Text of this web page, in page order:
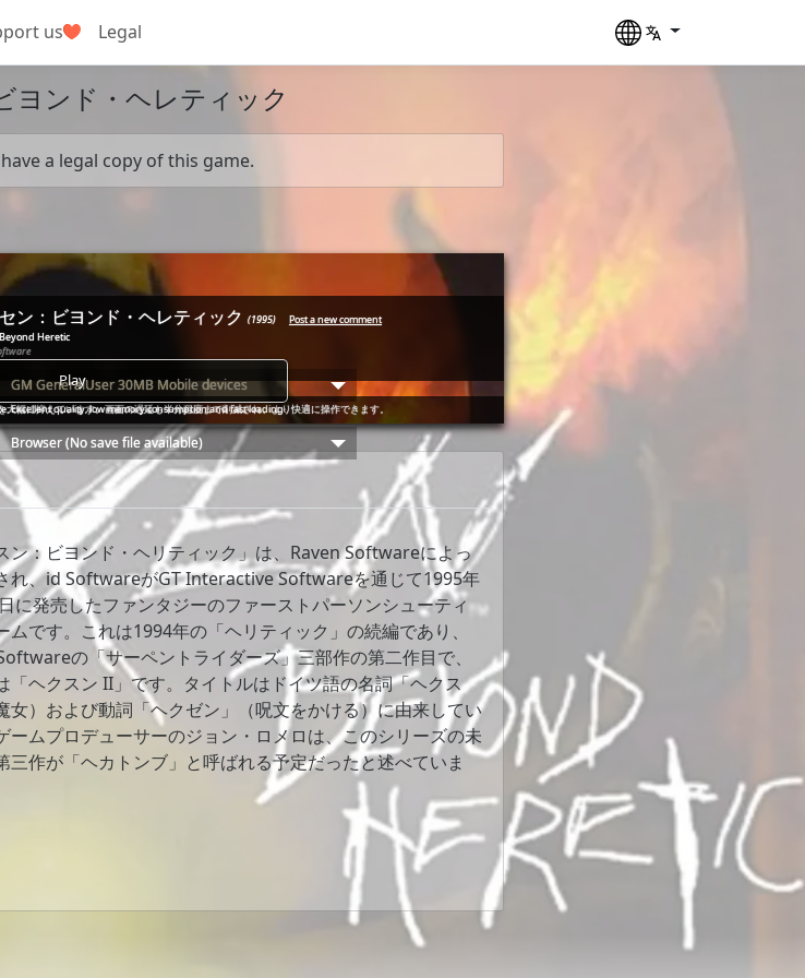
us Legal
ヨンド・ヘレティック
a legal copy of this game.
___  _____ _________  ____ ___
__ \/ ___// ___/ __ \/ __ `__ \
/_/ (__  )/ /__/ /_/ / / / / / /
____(_)___/\____/_/ /_/ /_/
幅に抑えています。画面の遅延も半分程度まで削減され、より快適に操作できます。
ン：ビヨンド・ヘレティック (1995)
Post a new comment
Heretic
GM GeneralUser 30MB Mobile devices
Excellent quality, low memory consumption and fast loading.
Browser (No save file available)
Play
ン：ビヨンド・ヘリティック」は、Raven Softwareによっ
れ、id SoftwareがGT Interactive Softwareを通じて1995年
に発売したファンタジーのファーストパーソンシューティ
ムです。これは1994年の「ヘリティック」の続編であり、
の「サーペントライダーズ」三部作の第二作目で、
「ヘクスン II」です。タイトルはドイツ語の名詞「ヘクス
女）および動詞「ヘクゼン」（呪文をかける）に由来してい
ームプロデューサーのジョン・ロメロは、このシリーズの未
三作が「ヘカトンブ」と呼ばれる予定だったと述べていま